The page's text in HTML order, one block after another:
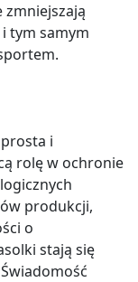
tym samym
i
rolę w ochronie
produkcji,
o
stają się